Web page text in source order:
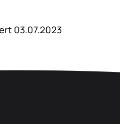
03.07.2023